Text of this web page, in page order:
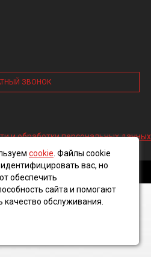
ЗВОНОК
и обработки персональных данных
компания, 2016 ©
cookie . Файлы cookie
вас, но
обеспечить
сайта и помогают
качество обслуживания.